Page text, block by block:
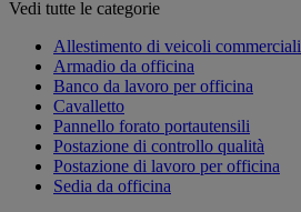
Vedi tutte le categorie
Allestimento di veicoli commerciali
Armadio da officina
Banco da lavoro per officina
Cavalletto
Pannello forato portautensili
Postazione di controllo qualità
Postazione di lavoro per officina
Sedia da officina